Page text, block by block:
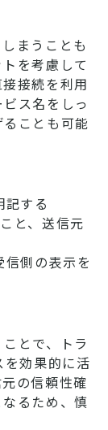
まうことも
を考慮して
接続を利用
ス名をしっ
ことも可能
する
と、送信元
側の表示を
とで、トラ
を効果的に活
の信頼性確
るため、慎